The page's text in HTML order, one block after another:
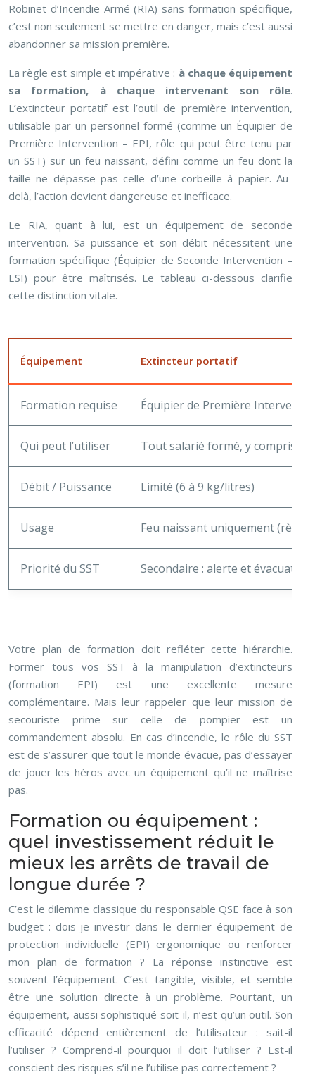
Robinet d’Incendie Armé (RIA) sans formation spécifique,
c’est non seulement se mettre en danger, mais c’est aussi
abandonner sa mission première.
La règle est simple et impérative : à chaque équipement
sa formation, à chaque intervenant son rôle.
L’extincteur portatif est l’outil de première intervention,
utilisable par un personnel formé (comme un Équipier de
Première Intervention – EPI, rôle qui peut être tenu par
un SST) sur un feu naissant, défini comme un feu dont la
taille ne dépasse pas celle d’une corbeille à papier. Au-
delà, l’action devient dangereuse et inefficace.
Le RIA, quant à lui, est un équipement de seconde
intervention. Sa puissance et son débit nécessitent une
formation spécifique (Équipier de Seconde Intervention –
ESI) pour être maîtrisés. Le tableau ci-dessous clarifie
cette distinction vitale.
Équipement Extincteur portatif
Formation requise Équipier de Première
Qui peut l’utiliser Tout salarié formé, y compris
Débit / Puissance Limité (6 à 9 kg/litres)
Usage Feu naissant uniquement
Priorité du SST Secondaire : alerte et évacuation
Votre plan de formation doit refléter cette hiérarchie.
Former tous vos SST à la manipulation d’extincteurs
(formation EPI) est une excellente mesure
complémentaire. Mais leur rappeler que leur mission de
secouriste prime sur celle de pompier est un
commandement absolu. En cas d’incendie, le rôle du SST
est de s’assurer que tout le monde évacue, pas d’essayer
de jouer les héros avec un équipement qu’il ne maîtrise
pas.
Formation ou équipement :
quel investissement réduit le
mieux les arrêts de travail de
longue durée ?
C’est le dilemme classique du responsable QSE face à son
budget : dois-je investir dans le dernier équipement de
protection individuelle (EPI) ergonomique ou renforcer
mon plan de formation ? La réponse instinctive est
souvent l’équipement. C’est tangible, visible, et semble
être une solution directe à un problème. Pourtant, un
équipement, aussi sophistiqué soit-il, n’est qu’un outil. Son
efficacité dépend entièrement de l’utilisateur : sait-il
l’utiliser ? Comprend-il pourquoi il doit l’utiliser ? Est-il
conscient des risques s’il ne l’utilise pas correctement ?